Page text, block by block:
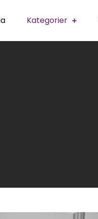
Kategorier